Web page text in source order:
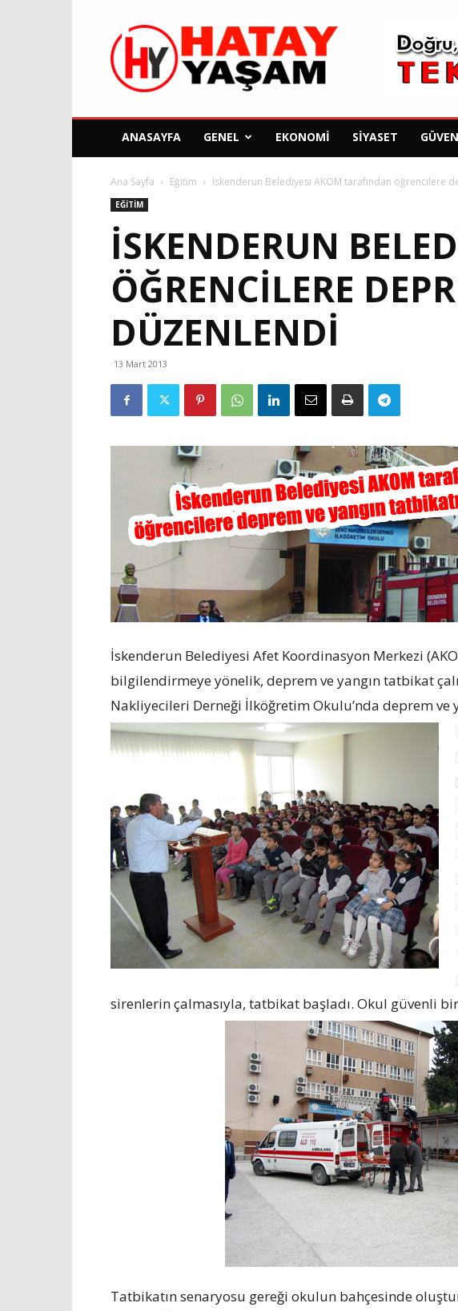
Hatay
Yaşam
Gazetesi
ANASAYFA GENEL EKONOMI SIYASET
Ana Sayfa Eğitim İskenderun Belediyesi AKOM tarafından öğrencilere
EĞITIM
İSKENDERUN
ÖĞRENCILERE
DÜZENLENDI
13 Mart 2013
İskenderun Belediyesi Afet Koordinasyon Merkezi
bilgilendirmeye yönelik, deprem ve yangın tatbikat
Nakliyecileri Derneği İlköğretim Okulu’nda deprem ve
sirenlerin çalmasıyla, tatbikat başladı. Okul güvenli
Tatbikatın senaryosu gereği okulun bahçesinde